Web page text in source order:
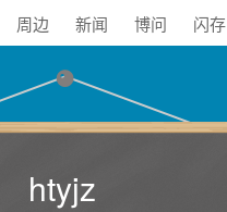
周边 新闻 博问 闪存
htyjz